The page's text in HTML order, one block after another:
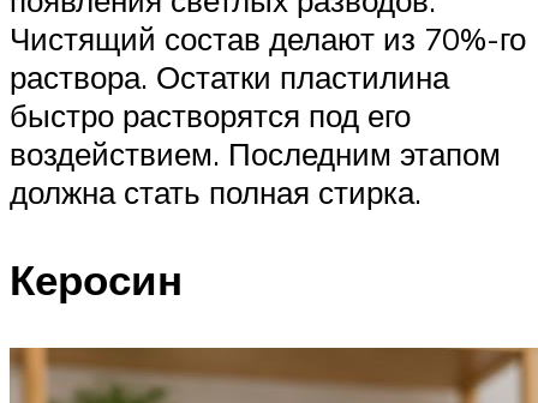
Чистящий состав делают из 70%-го
раствора. Остатки пластилина
быстро растворятся под его
воздействием. Последним этапом
должна стать полная стирка.
Керосин